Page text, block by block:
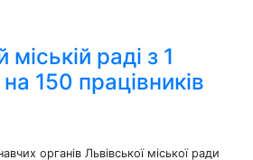
міській раді з 1
150 працівників
органів Львівської міської ради